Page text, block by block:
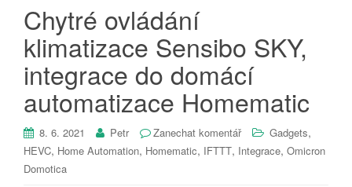
Chytré ovládání
klimatizace Sensibo SKY,
integrace do domácí
automatizace Homematic
8. 6. 2021 Petr Zanechat komentář Gadgets,
HEVC, Home Automation, Homematic, IFTTT, Integrace, Omicron
Domotica